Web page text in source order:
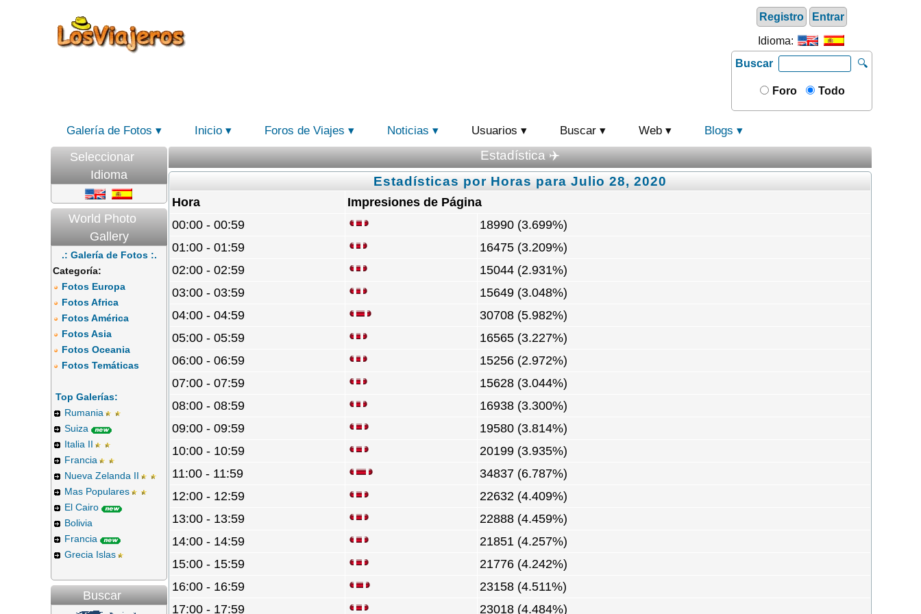
Registro Entrar
Idioma:
Buscar
🔍
Foro Todo
Galería de Fotos Inicio Foros de Viajes Noticias Usuarios Buscar Web Blogs
Seleccionar
Idioma
World Photo
Gallery
.: Galería de Fotos :.
Categoría:
Fotos Europa
Fotos Africa
Fotos América
Fotos Asia
Fotos Oceania
Fotos Temáticas
Top Galerías:
Rumania
Suiza
Italia II
Francia
Nueva Zelanda II
Mas Populares
El Cairo
Bolivia
Francia
Grecia Islas
Buscar
Estadística ✈️
Estadísticas por Horas para Julio 28, 2020
Hora
Impresiones de Página
00:00 - 00:59
18990 (3.699%)
01:00 - 01:59
16475 (3.209%)
02:00 - 02:59
15044 (2.931%)
03:00 - 03:59
15649 (3.048%)
04:00 - 04:59
30708 (5.982%)
05:00 - 05:59
16565 (3.227%)
06:00 - 06:59
15256 (2.972%)
07:00 - 07:59
15628 (3.044%)
08:00 - 08:59
16938 (3.300%)
09:00 - 09:59
19580 (3.814%)
10:00 - 10:59
20199 (3.935%)
11:00 - 11:59
34837 (6.787%)
12:00 - 12:59
22632 (4.409%)
13:00 - 13:59
22888 (4.459%)
14:00 - 14:59
21851 (4.257%)
15:00 - 15:59
21776 (4.242%)
16:00 - 16:59
23158 (4.511%)
17:00 - 17:59
23018 (4.484%)